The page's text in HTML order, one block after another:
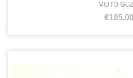
MOTO
€185,00